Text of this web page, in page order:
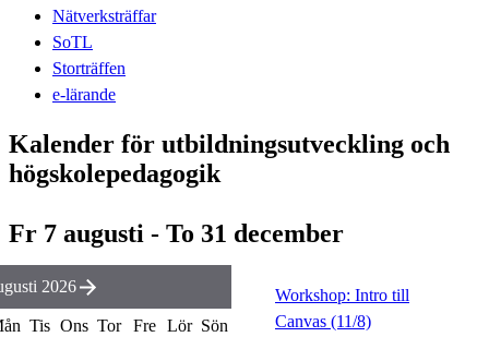
Nätverksträffar
SoTL
Storträffen
e-lärande
Kalender för utbildningsutveckling och
högskolepedagogik
Fr 7 augusti - To 31 december
Workshop: Intro till
Canvas (11/8)
2026
Tis Ons Tor Fre Lör Sön